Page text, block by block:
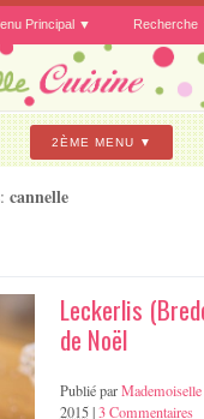
Principal Recherche
2ÈME MENU
cannelle
Leckerlis
de Noël
Publié par
2015|3 Commentaires